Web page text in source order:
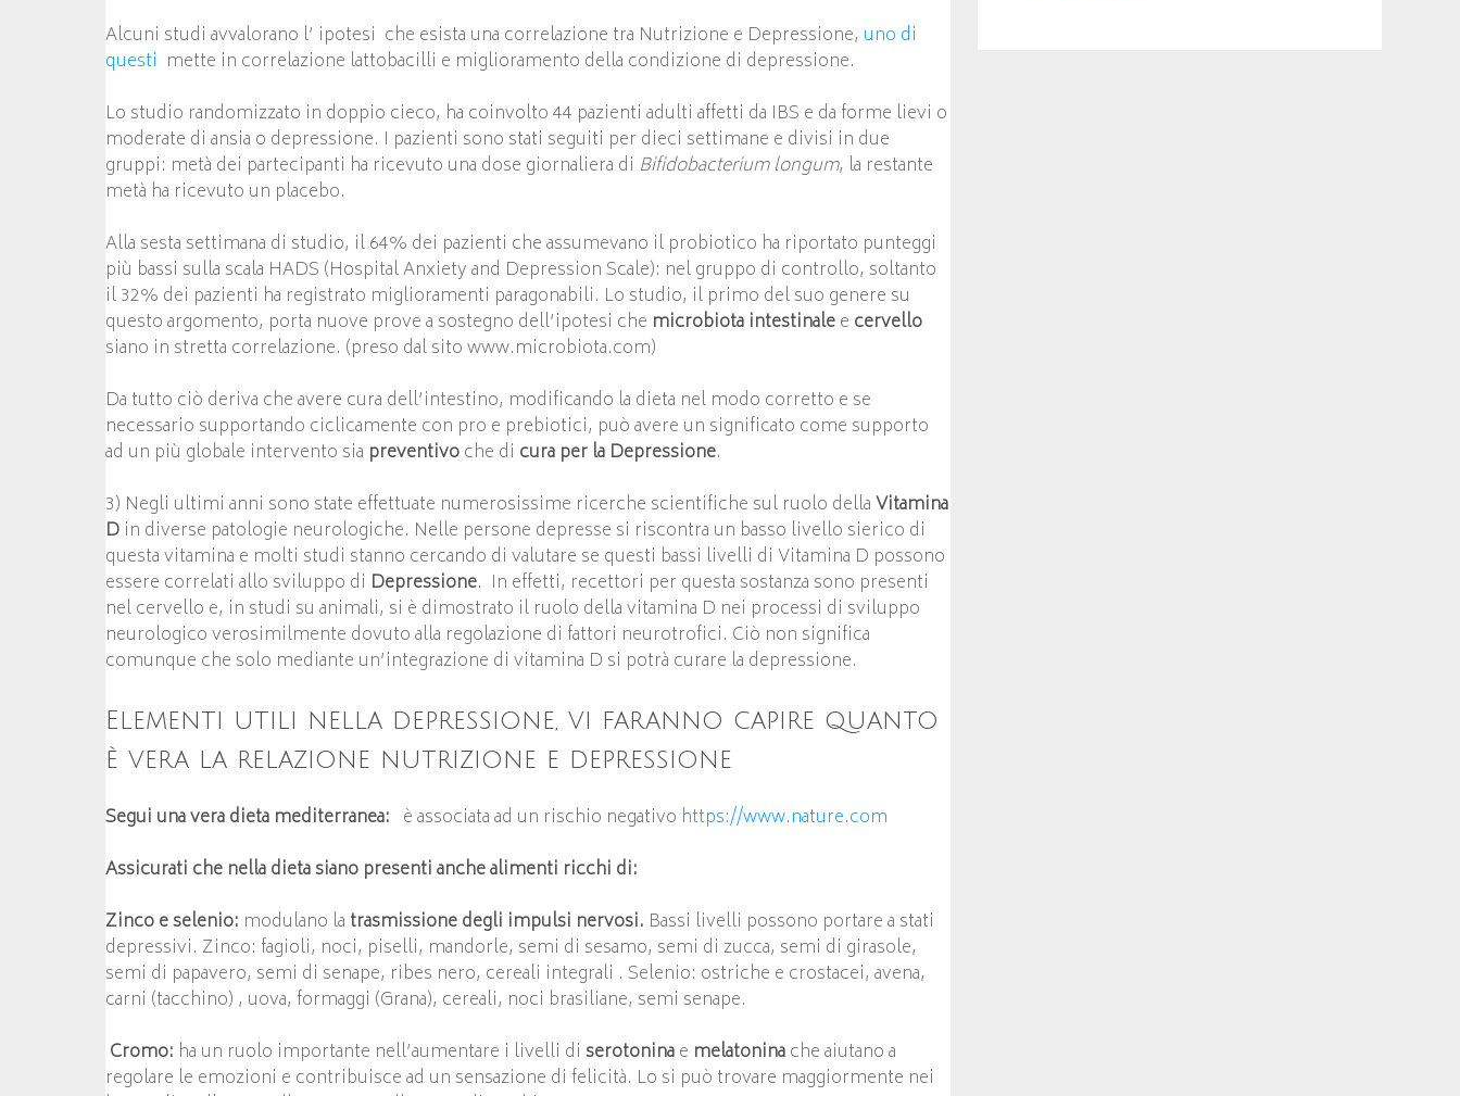
Alcuni studi avvalorano l’ ipotesi che esista una correlazione tra Nutrizione e Depressione, uno di
questi mette in correlazione lattobacilli e miglioramento della condizione di depressione.
Lo studio randomizzato in doppio cieco, ha coinvolto 44 pazienti adulti affetti da IBS e da forme lievi o
moderate di ansia o depressione. I pazienti sono stati seguiti per dieci settimane e divisi in due
gruppi: metà dei partecipanti ha ricevuto una dose giornaliera di Bifidobacterium longum, la restante
metà ha ricevuto un placebo.
Alla sesta settimana di studio, il 64% dei pazienti che assumevano il probiotico ha riportato punteggi
più bassi sulla scala HADS (Hospital Anxiety and Depression Scale): nel gruppo di controllo, soltanto
il 32% dei pazienti ha registrato miglioramenti paragonabili. Lo studio, il primo del suo genere su
questo argomento, porta nuove prove a sostegno dell’ipotesi che microbiota intestinalee cervello
siano in stretta correlazione. (preso dal sito www.microbiota.com)
Da tutto ciò deriva che avere cura dell’intestino, modificando la dieta nel modo corretto e se
necessario supportando ciclicamente con pro e prebiotici, può avere un significato come supporto
ad un più globale intervento sia preventivoche di cura per la Depressione.
3) Negli ultimi anni sono state effettuate numerosissime ricerche scientifiche sul ruolo dellaVitamina
D in diverse patologie neurologiche. Nelle persone depresse si riscontra un basso livello sierico di
questa vitamina e molti studi stanno cercando di valutare se questi bassi livelli di Vitamina D possono
essere correlati allo sviluppo di Depressione. In effetti, recettori per questa sostanza sono presenti
nel cervello e, in studi su animali, si è dimostrato il ruolo della vitamina D nei processi di sviluppo
neurologico verosimilmente dovuto alla regolazione di fattori neurotrofici. Ciò non significa
comunque che solo mediante un’integrazione di vitamina D si potrà curare la depressione.
Elementi utili nella depressione, vi faranno capire quanto
è vera la relazione nutrizione e depressione
Segui una vera dieta mediterranea: è associata ad un rischio negativo https://www.nature.com
Assicurati che nella dieta siano presenti anche alimenti ricchi di:
Zinco e selenio: modulano la trasmissione degli impulsi nervosi. Bassi livelli possono portare a stati
depressivi. Zinco: fagioli, noci, piselli, mandorle, semi di sesamo, semi di zucca, semi di girasole,
semi di papavero, semi di senape, ribes nero, cereali integrali . Selenio: ostriche e crostacei, avena,
carni (tacchino) , uova, formaggi (Grana), cereali, noci brasiliane, semi senape.
Cromo: ha un ruolo importante nell’aumentare i livelli di serotoninae melatoninache aiutano a
regolare le emozioni e contribuisce ad un sensazione di felicità. Lo si può trovare maggiormente nei